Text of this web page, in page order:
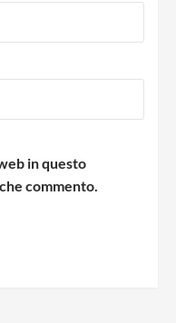
in questo
commento.